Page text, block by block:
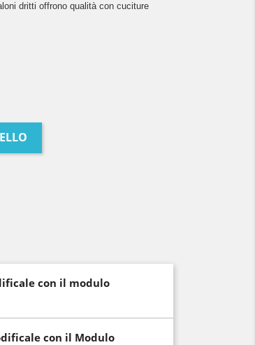
dritti offrono qualità con cuciture
con il modulo
con il Modulo